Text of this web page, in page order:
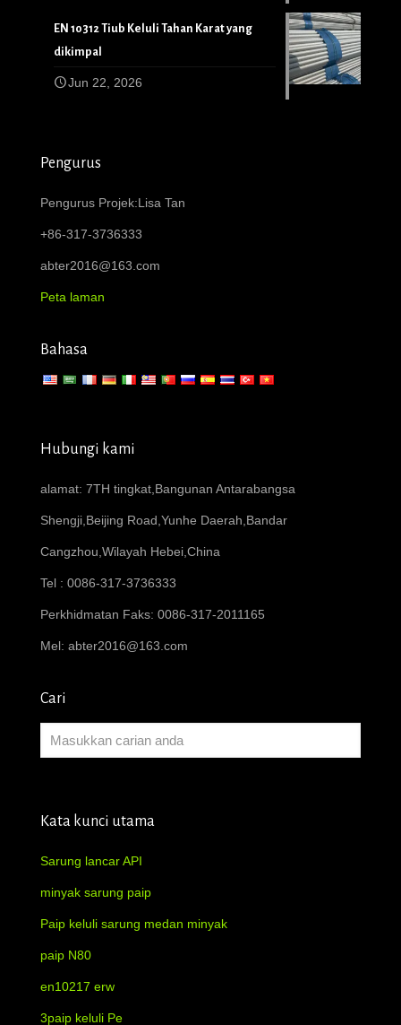
EN 10312 Tiub Keluli Tahan Karat yang
dikimpal
Jun 22, 2026
Pengurus
Pengurus Projek:Lisa Tan
+86-317-3736333
abter2016@163.com
Peta laman
Bahasa
Hubungi kami
alamat: 7TH tingkat,Bangunan Antarabangsa
Shengji,Beijing Road,Yunhe Daerah,Bandar
Cangzhou,Wilayah Hebei,China
Tel : 0086-317-3736333
Perkhidmatan Faks: 0086-317-2011165
Mel: abter2016@163.com
Cari
Kata kunci utama
Sarung lancar API
minyak sarung paip
Paip keluli sarung medan minyak
paip N80
en10217 erw
3paip keluli Pe